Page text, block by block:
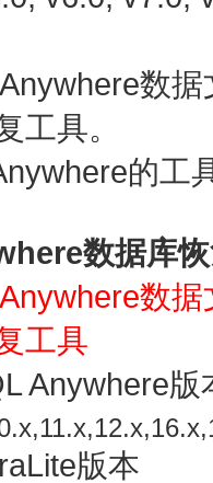
数
工具。
的工
数据库
数
工具
Anywhere
版本